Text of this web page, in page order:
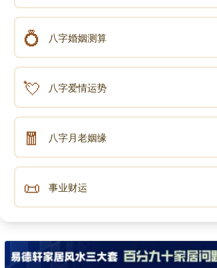
💍 八字婚姻测算
💘 八字爱情运势
🧧 八字月老姻缘
📜 事业财运